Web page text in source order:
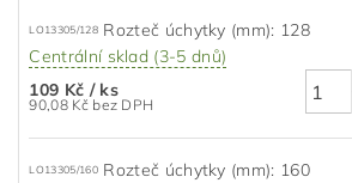
LO13305/128 Rozteč úchytky (mm): 128
Centrální sklad (3-5 dnů)
109 Kč / ks
90,08 Kč bez DPH
LO13305/160 Rozteč úchytky (mm): 160